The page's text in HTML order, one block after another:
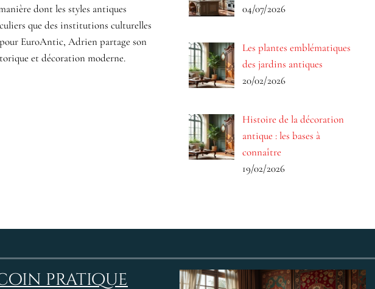
dont les styles antiques
que des institutions culturelles
pour EuroAntic, Adrien partage son
et décoration moderne.
04/07/2026
Les plantes emblématiques
des jardins antiques
20/02/2026
Histoire de la décoration
antique : les bases à
connaître
19/02/2026
coin pratique